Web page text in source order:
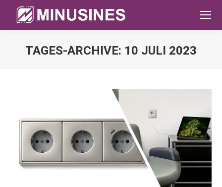
TAGES-ARCHIVE: 10 JULI 2023